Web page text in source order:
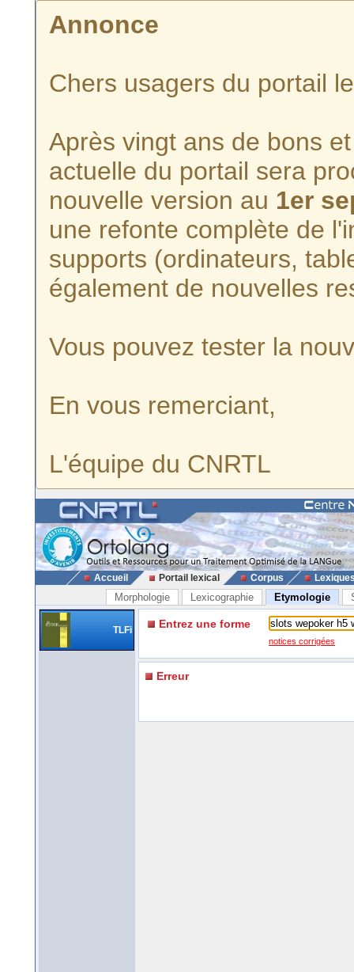
Annonce
Chers usagers du portail
Après vingt ans de bons
actuelle du portail sera
nouvelle version au 1er
une refonte complète de
supports (ordinateurs,
également de nouvelles
Vous pouvez tester la
En vous remerciant,
L'équipe du CNRTL
Accueil Portail lexical Corpus
Morphologie Lexicographie Etymologie
TLFi Entrez une forme
notices corrigées
Erreur